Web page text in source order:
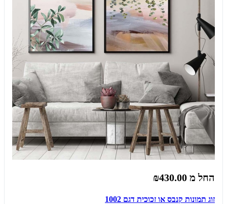
החל מ ₪430.00
זוג תמונות קנבס או זכוכית דגם 1002